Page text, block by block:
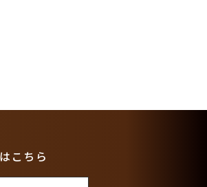
こちら